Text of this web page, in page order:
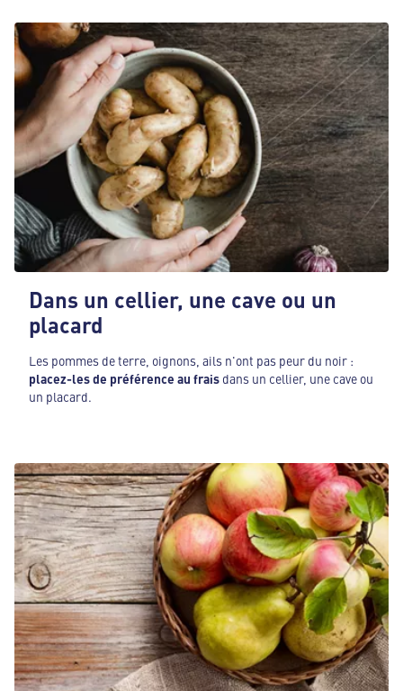
Dans un cellier, une cave ou un
placard
Les pommes de terre, oignons, ails n'ont pas peur du noir :
placez-les de préférence au frais dans un cellier, une cave ou
un placard.